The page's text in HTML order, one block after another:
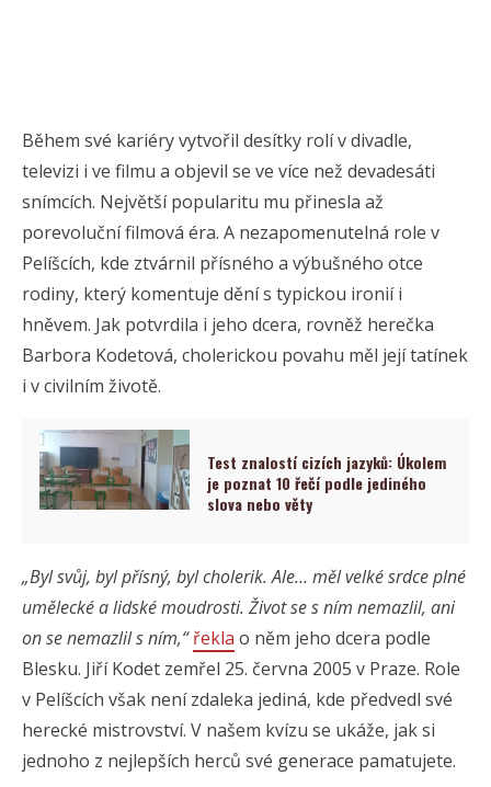
Během své kariéry vytvořil desítky rolí v divadle,
televizi i ve filmu a objevil se ve více než devadesáti
snímcích. Největší popularitu mu přinesla až
porevoluční filmová éra. A nezapomenutelná role v
Pelíšcích, kde ztvárnil přísného a výbušného otce
rodiny, který komentuje dění s typickou ironií i
hněvem. Jak potvrdila i jeho dcera, rovněž herečka
Barbora Kodetová, cholerickou povahu měl její tatínek
i v civilním životě.
Test znalostí cizích jazyků: Úkolem
je poznat 10 řečí podle jediného
slova nebo věty
„Byl svůj, byl přísný, byl cholerik. Ale… měl velké srdce plné
umělecké a lidské moudrosti. Život se s ním nemazlil, ani
on se nemazlil s ním,“ řekla o něm jeho dcera podle
Blesku. Jiří Kodet zemřel 25. června 2005 v Praze. Role
v Pelíšcích však není zdaleka jediná, kde předvedl své
herecké mistrovství. V našem kvízu se ukáže, jak si
jednoho z nejlepších herců své generace pamatujete.